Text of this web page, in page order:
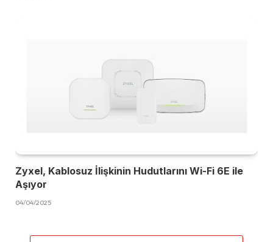
Zyxel, Kablosuz İlişkinin Hudutlarını Wi-Fi 6E ile
Aşıyor
04/04/2025